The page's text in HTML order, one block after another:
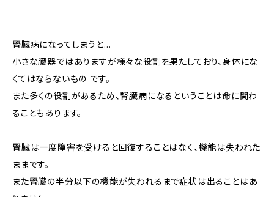
腎臓病になってしまうと…
小さな臓器ではありますが様々な役割を果たしており、身体にな
くてはならないもの です。
また多くの役割があるため、腎臓病になるということは命に関わ
ることもあります。
腎臓は一度障害を受けると回復することはなく、機能は失われた
ままです。
また腎臓の半分以下の機能が失われるまで症状は出ることはあ